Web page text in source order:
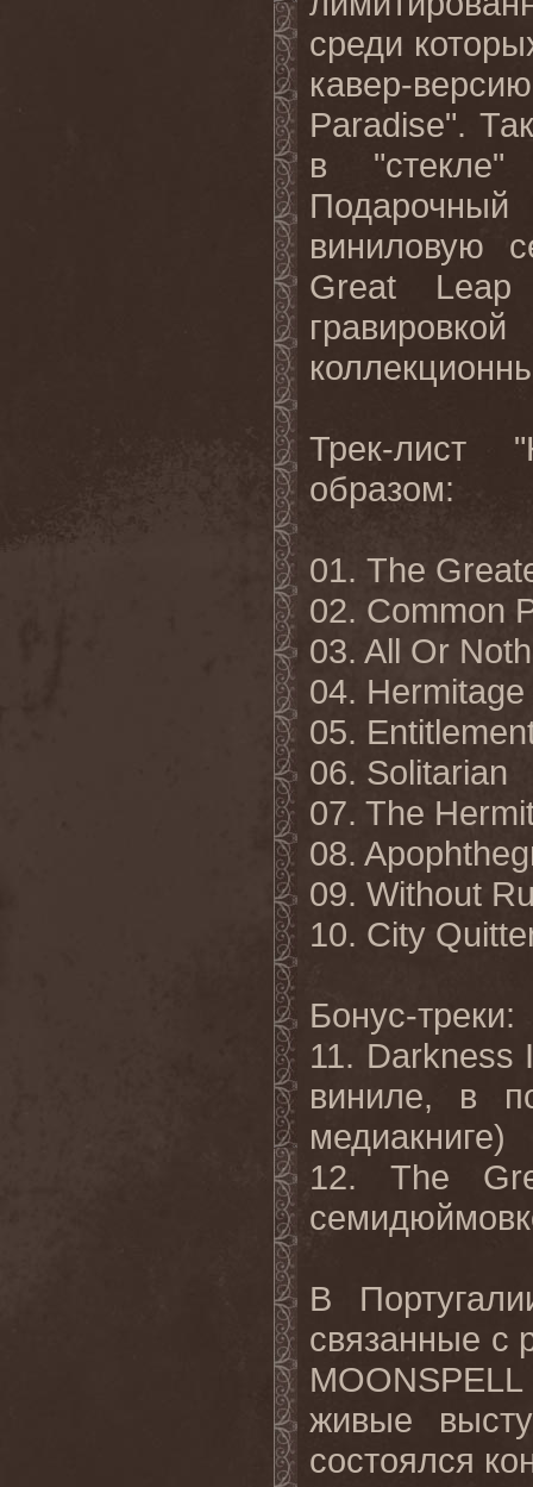
среди
кавер-
Paradise".
в
виниловую
Great
Трек-лист
образом:
01. The
02. Common
03. All Or
04. Hermitage
05.
06. Solitarian
07. The
08.
09. Without
10. City
Бонус-треки:
11. Darkness
виниле, в
медиакниге)
12. The
В
связанные с
живые
состоялся